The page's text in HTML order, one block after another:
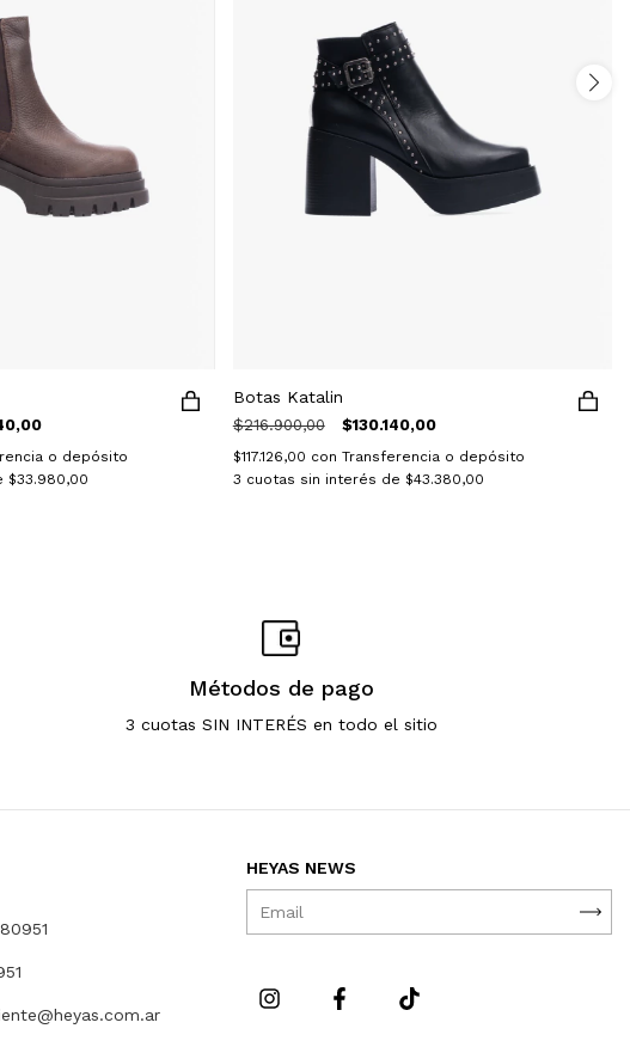
o depósito
$33.980,00
Botas Katalin
$216.900,00 $130.140,00
$117.126,00 con Transferencia o depósito
3 cuotas sin interés de $43.380,00
Métodos de pago
3 cuotas SIN INTERÉS en todo el sitio
HEYAS NEWS